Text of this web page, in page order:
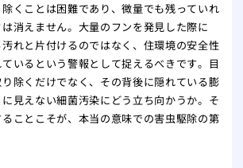
くことは困難であり、微量でも残っていれ
消えません。大量のフンを発見した際に
れと片付けるのではなく、住環境の安全性
いるという警報として捉えるべきです。目
除くだけでなく、その背後に隠れている膨
見えない細菌汚染にどう立ち向かうか。そ
ことこそが、本当の意味での害虫駆除の第